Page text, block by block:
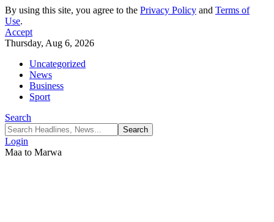
By using this site, you agree to the Privacy Policy and Terms of
Use.
Accept
Thursday, Aug 6, 2026
Uncategorized
News
Business
Sport
Search
Login
Maa to Marwa